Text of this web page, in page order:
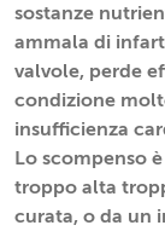
sostanze
ammala di
valvole, perde
condizione
insufficienza
Lo scompenso
troppo alta
curata, o da un